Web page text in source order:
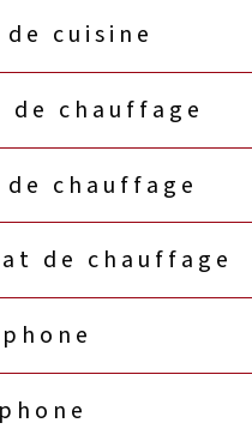
de cuisine
de chauffage
de chauffage
de chauffage